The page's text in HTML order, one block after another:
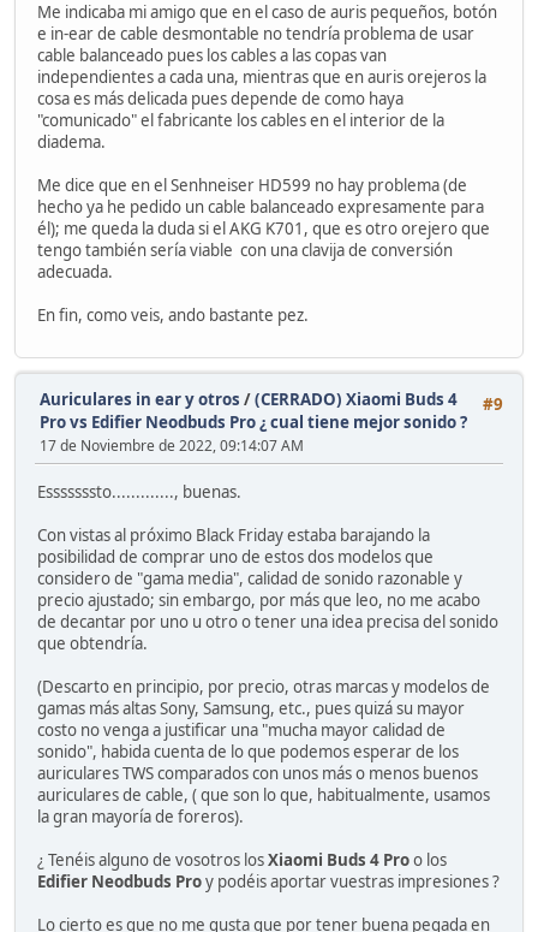
Me indicaba mi amigo que en el caso de auris pequeños, botón
e in-ear de cable desmontable no tendría problema de usar
cable balanceado pues los cables a las copas van
independientes a cada una, mientras que en auris orejeros la
cosa es más delicada pues depende de como haya
"comunicado" el fabricante los cables en el interior de la
diadema.
Me dice que en el Senhneiser HD599 no hay problema (de
hecho ya he pedido un cable balanceado expresamente para
él); me queda la duda si el AKG K701, que es otro orejero que
tengo también sería viable con una clavija de conversión
adecuada.
En fin, como veis, ando bastante pez.
#9
Auriculares in ear y otros /(CERRADO) Xiaomi Buds 4
Pro vs Edifier Neodbuds Pro ¿ cual tiene mejor sonido ?
17 de Noviembre de 2022, 09:14:07 AM
Esssssssto............., buenas.
Con vistas al próximo Black Friday estaba barajando la
posibilidad de comprar uno de estos dos modelos que
considero de "gama media", calidad de sonido razonable y
precio ajustado; sin embargo, por más que leo, no me acabo
de decantar por uno u otro o tener una idea precisa del sonido
que obtendría.
(Descarto en principio, por precio, otras marcas y modelos de
gamas más altas Sony, Samsung, etc., pues quizá su mayor
costo no venga a justificar una "mucha mayor calidad de
sonido", habida cuenta de lo que podemos esperar de los
auriculares TWS comparados con unos más o menos buenos
auriculares de cable, ( que son lo que, habitualmente, usamos
la gran mayoría de foreros).
¿ Tenéis alguno de vosotros losXiaomi Buds 4 Proo los
Edifier Neodbuds Proy podéis aportar vuestras impresiones ?
Lo cierto es que no me gusta que por tener buena pegada en